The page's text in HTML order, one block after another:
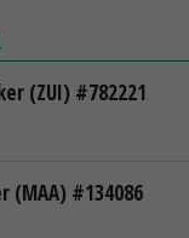
(ZUI) #782221
(MAA) #134086